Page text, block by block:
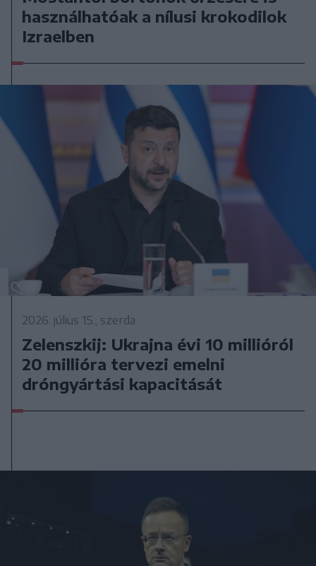
használhatóak a nílusi krokodilok
Izraelben
2026. július 15., szerda
Zelenszkij: Ukrajna évi 10 millióról
20 millióra tervezi emelni
dróngyártási kapacitását